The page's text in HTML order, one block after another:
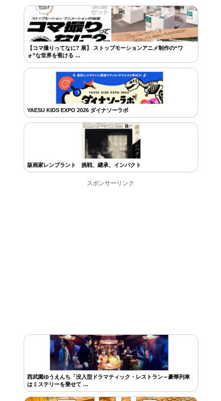
【コマ撮りってなに? 展】 ストップモーションアニメ制作の“ワ
ォ”な世界を覗ける …
YAESU KIDS EXPO 2026 ダイナソーラボ
版画家レンブラント 挑戦、継承、インパクト
スポンサーリンク
西武園ゆうえんち「没入型ドラマティック・レストラン～豪華列車
はミステリーを乗せて …